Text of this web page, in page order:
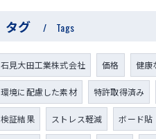
タグ Tags
石見大田工業株式会社 価格 健康
環境に配慮した素材 特許取得済み
検証結果 ストレス軽減 ボード貼